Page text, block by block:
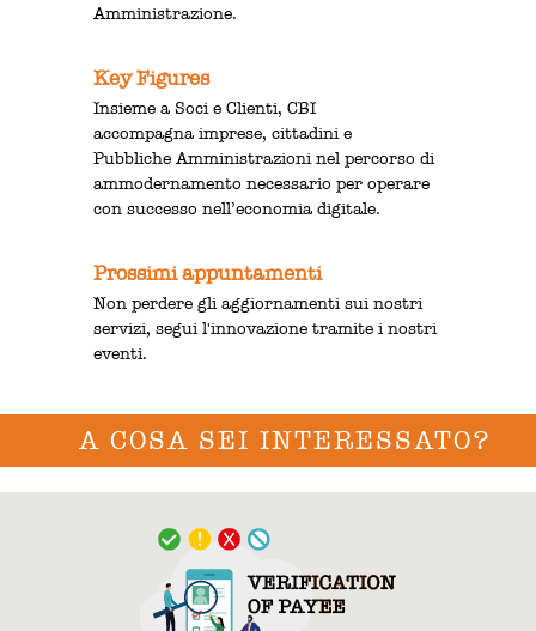
Amministrazione.
Key Figures
Insieme a Soci e Clienti, CBI
accompagna imprese, cittadini e
Pubbliche Amministrazioni nel percorso di
ammodernamento necessario per operare
con successo nell’economia digitale.
Prossimi appuntamenti
Non perdere gli aggiornamenti sui nostri
servizi, segui l'innovazione tramite i nostri
eventi.
A COSA SEI INTERESSATO?